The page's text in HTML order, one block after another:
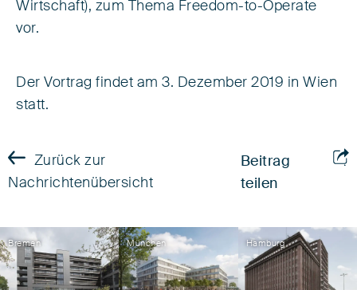
Wirtschaft), zum Thema Freedom-to-Operate
vor.
Der Vortrag findet am 3. Dezember 2019 in Wien
statt.
Zurück zur
Nachrichtenübersicht
Beitrag
teilen
Bremen München Hamburg